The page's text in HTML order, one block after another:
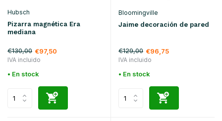
Hubsch
Pizarra magnética Era
mediana
€130,00 €97,50
IVA incluido
• En stock
Bloomingville
Jaime decoración de pared
€129,00 €96,75
IVA incluido
• En stock